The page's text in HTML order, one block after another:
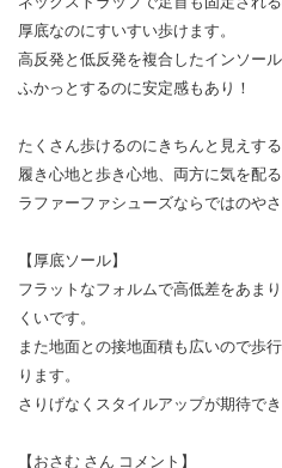
厚底なのにすいすい歩けます。
高反発と低反発を複合したインソール
ふかっとするのに安定感もあり！
たくさん歩けるのにきちんと見えする
履き心地と歩き心地、両方に気を配る
ラファーファシューズならではのや
【厚底ソール】
フラットなフォルムで高低差をあま
くいです。
また地面との接地面積も広いので歩
ります。
さりげなくスタイルアップが期待で
【おさむ さん コメント】